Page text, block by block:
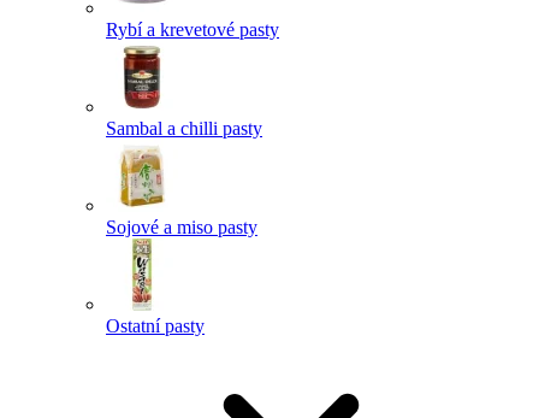
Rybí a krevetové pasty
Sambal a chilli pasty
Sojové a miso pasty
Ostatní pasty